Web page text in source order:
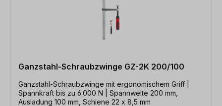
Ganzstahl-Schraubzwinge GZ-2K 200/100
Ganzstahl-Schraubzwinge mit ergonomischem Griff |
Spannkraft bis zu 6.000 N | Spannweite 200 mm,
Ausladung 100 mm, Schiene 22 x 8,5 mm